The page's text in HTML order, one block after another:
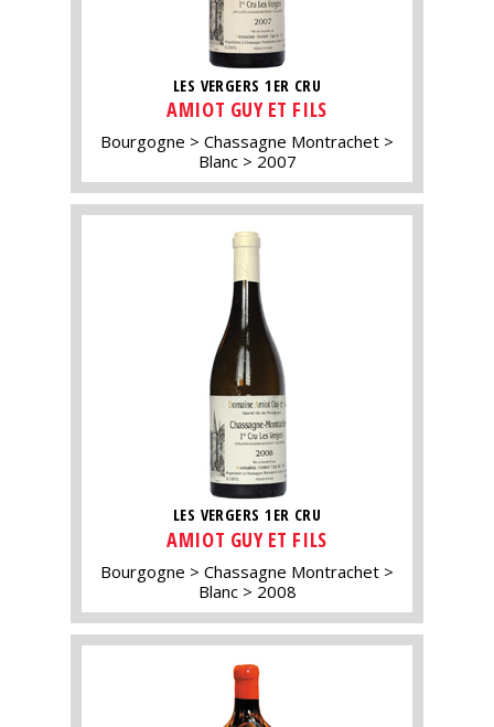
LES VERGERS 1ER CRU
AMIOT GUY ET FILS
Bourgogne
Chassagne Montrachet
Blanc
2007
LES VERGERS 1ER CRU
AMIOT GUY ET FILS
Bourgogne
Chassagne Montrachet
Blanc
2008